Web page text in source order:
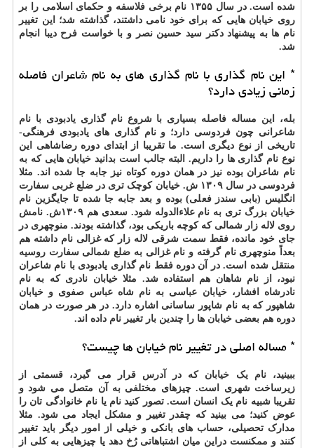
شده است. در سال ۱۳۵۵ نام برخی فلاسفه و حکمای اسلامی را بر
روی خیابان هایی که برای خود نامی داشتند، گذاشته شد؛ این تغییر
نام ها به پیشنهاد دکتر سید حسین نصر و با خواست فرح دیبا انجام
شد.
* این نام گذاری با نام گذاری های به نام شاعران فاصله
زمانی زیادی دارد؟
بله، این مساله فاصله بسیاری با شروع نام گذاری یادبودی با نام
شاعرانی چون فردوسی دارد؛ و نام گذاری های یادبودی فرهنگی-
تاریخی از نوع دیگری است. ما تقریبا از ابتدای دوره رضاشاهی این
نوع نام گذاری ها را داریم. البته جالب است بدانید خیابان هایی که به
نام شاعران بوده نیز در همان دوره کوتاه نیز جابه جا شده اند. مثلا
فردوسی در سال ۱۳۰۹ ش. خیابان کوچک تری در ضلع غربی سفارت
انگلیس (بابی سندز فعلی) بوده و بعد جابه جا شده تا جایگزین نام
خیابان بزرگ تری به نام علاءالدوله شود. سعدی هم ۱۳۰۹ش. نامش
روی لاله زار شمالی که کوچه باریکی بود، گذاشته بودند. منوچهری در
جای خود مانده، فقط سمت شرقی لاله زار که غزالی نام داشته هم
بعداً منوچهری نام گرفته و نام غزالی به ضلع شمالی سفارت روسیه
منتقل شده است. در آن دوره فقط نام گذاری یادبودی با نام شاعران
نبود، از نام شاهان هم استفاده شد. مثلا خیابان نادری که به نام
نادرشاه افشار، خیابان عباسی به نام شاه عباس صفوی و خیابان
شاهپور که به نام شاپور ساسانی اشاره دارد. در هر صورت در همان
دوره هم بعضی خیابان ها را چندین بار تغییر نام داده اند.
* مساله اصلی در تغییر نام خیابان ها چیست؟
ببینید، نام یک خیابان که در آدرس قرار می گیرد، قسمتی از
زیرساخت شهری است. چیزهای مختلفی به آن متصل می شود و
تقریبا شبیه نام یک انسان است. تصور کنید نام یا نام خانوادگی تان را
عوض کنید؛ می بینید که چقدر تغییر و مشکل ایجاد می شود. مثلا
مدارک تحصیلی، حساب های بانکی و خیلی از امور دیگر باید تغییر
کنند و ممکنست دراین میان اشتباهاتی رُخ دهد یا چیزهایی به کلی از